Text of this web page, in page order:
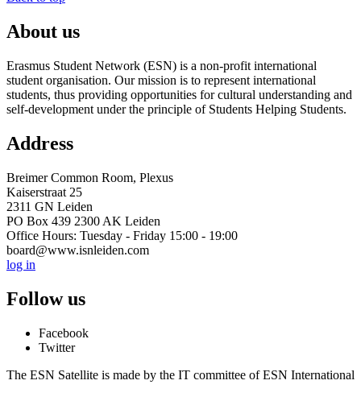
About us
Erasmus Student Network (ESN) is a non-profit international
student organisation. Our mission is to represent international
students, thus providing opportunities for cultural understanding and
self-development under the principle of Students Helping Students.
Address
Breimer Common Room, Plexus
Kaiserstraat 25
2311 GN Leiden
PO Box 439 2300 AK Leiden
Office Hours: Tuesday - Friday 15:00 - 19:00
board@www.isnleiden.com
log in
Follow us
Facebook
Twitter
The ESN Satellite is made by the IT committee of ESN International